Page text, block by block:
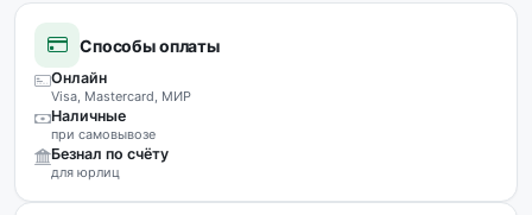
Способы оплаты
Онлайн
Visa, Mastercard, МИР
Наличные
при самовывозе
Безнал по счёту
для юрлиц